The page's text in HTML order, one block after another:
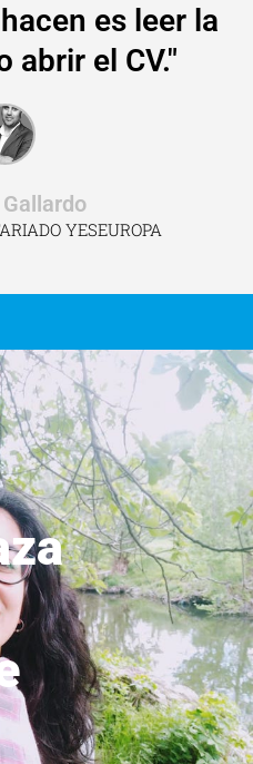
es leer la
abrir el CV."
YESEUROPA